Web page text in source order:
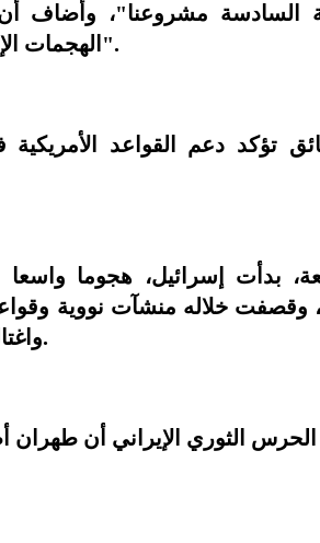
السادسة مشروعنا"، وأضاف
الهجمات الإسرائيلية وعليها أن تتقبل هذه المسؤولية".
تؤكد دعم القواعد
بدأت إسرائيل، هجوما
وقصفت خلاله منشآت نووية
واغتالت قادة عسكريين بارزين وعلماء نوويين.